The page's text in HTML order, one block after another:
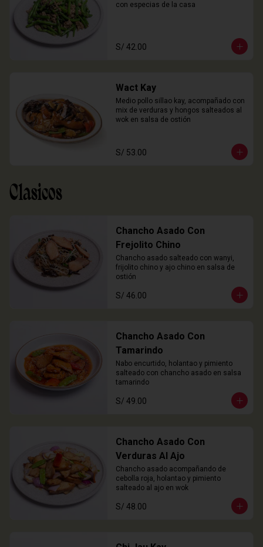
con especias de la casa
S/ 42.00
Wact Kay
Medio pollo sillao kay, acompañado con
mix de verduras y hongos salteados al
wok en salsa de ostión
S/ 53.00
Clasicos
Chancho Asado Con
Frejolito Chino
Chancho asado salteado con wanyi,
frijolito chino y ajo chino en salsa de
ostión
S/ 46.00
Chancho Asado Con
Tamarindo
Nabo encurtido, holantao y pimiento
salteado con chancho asado en salsa
tamarindo
S/ 49.00
Chancho Asado Con
Verduras Al Ajo
Chancho asado acompañando de
cebolla roja, holantao y pimiento
salteado al ajo en wok
S/ 48.00